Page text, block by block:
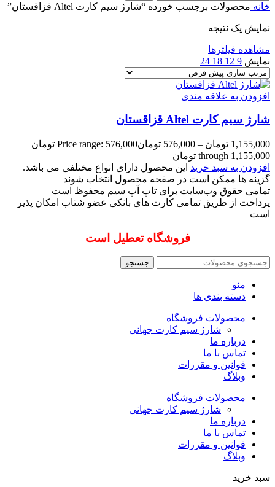
خانه محصولات برچسب خورده “شارژ سیم کارت Altel قزاقستان”
نمایش یک نتیجه
مشاهده فیلترها
نمایش 9
12
18
24
افزودن به علاقه مندی
شارژ سیم کارت Altel قزاقستان
1,155,000 تومان –
576,000 تومان
Price range: 576,000 تومان
through 1,155,000 تومان
افزودن به سبد خرید این محصول دارای انواع مختلفی می باشد.
گزینه ها ممکن است در صفحه محصول انتخاب شوند
تمامی حقوق وب‌سایت برای تاپ آپ سیم محفوظ است
پرداخت از طریق تمامی کارت های بانکی عضو شتاب امکان پذیر
است
فروشگاه تعطیل است
جستجو
منو
دسته بندی ها
محصولات فروشگاه
شارژ سیم کارت جهانی
درباره ما
تماس با ما
قوانین و مقررات
وبلاگ
محصولات فروشگاه
شارژ سیم کارت جهانی
درباره ما
تماس با ما
قوانین و مقررات
وبلاگ
سبد خرید